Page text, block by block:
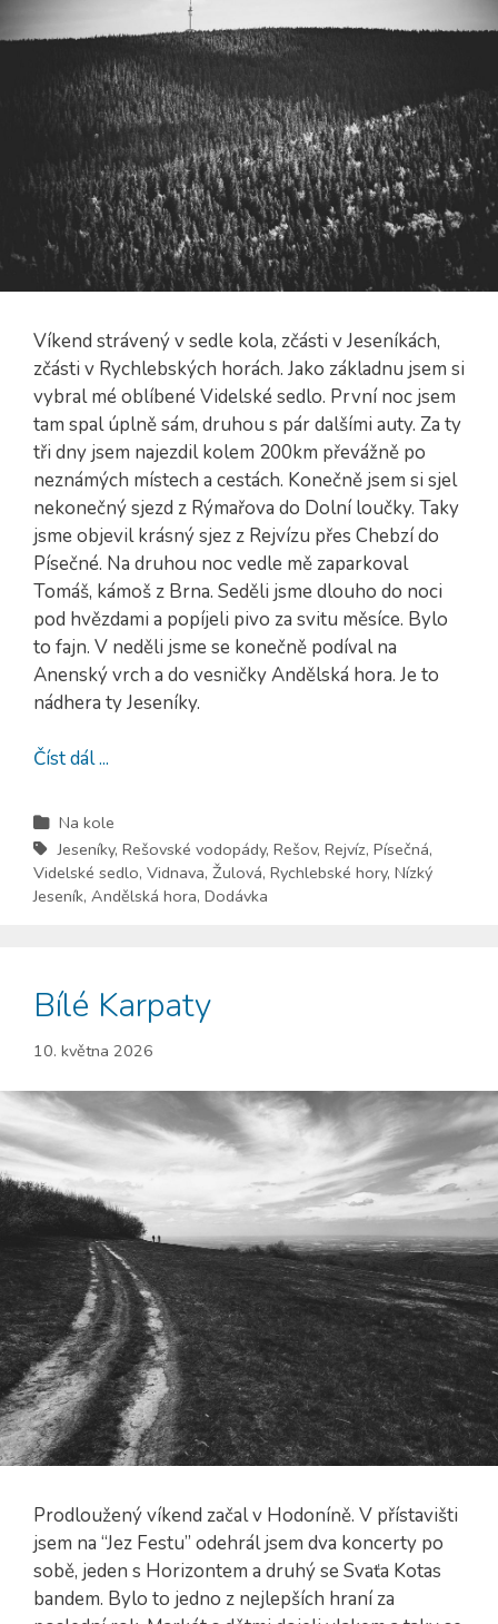
Víkend strávený v sedle kola, zčásti v Jeseníkách,
zčásti v Rychlebských horách. Jako základnu jsem si
vybral mé oblíbené Videlské sedlo. První noc jsem
tam spal úplně sám, druhou s pár dalšími auty. Za ty
tři dny jsem najezdil kolem 200km převážně po
neznámých místech a cestách. Konečně jsem si sjel
nekonečný sjezd z Rýmařova do Dolní loučky. Taky
jsme objevil krásný sjez z Rejvízu přes Chebzí do
Písečné. Na druhou noc vedle mě zaparkoval
Tomáš, kámoš z Brna. Seděli jsme dlouho do noci
pod hvězdami a popíjeli pivo za svitu měsíce. Bylo
to fajn. V neděli jsme se konečně podíval na
Anenský vrch a do vesničky Andělská hora. Je to
nádhera ty Jeseníky.
Číst dál ...
Na kole
Jeseníky, Rešovské vodopády, Rešov, Rejvíz, Písečná,
Videlské sedlo, Vidnava, Žulová, Rychlebské hory, Nízký
Jeseník, Andělská hora, Dodávka
Bílé Karpaty
10. května 2026
Prodloužený víkend začal v Hodoníně. V přístavišti
jsem na “Jez Festu” odehrál jsem dva koncerty po
sobě, jeden s Horizontem a druhý se Svaťa Kotas
bandem. Bylo to jedno z nejlepších hraní za